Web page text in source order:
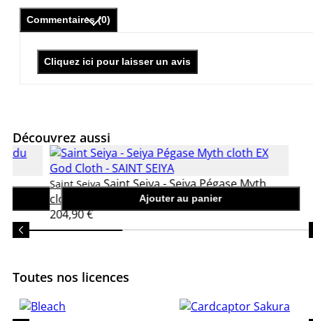
Commentaires (0)
Cliquez ici pour laisser un avis
Découvrez aussi
Ajouter au panier
Saint SeiyaSaint Seiya - Seiya Pégase Myth
cloth EX God Cloth
204,90 €
Toutes nos licences